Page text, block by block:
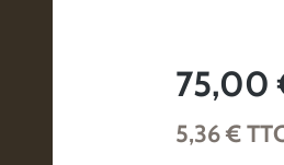
75,00
5,36 €